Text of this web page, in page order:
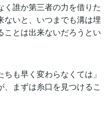
く誰か第三者の力を借りた
ないと、いつまでも溝は埋
ことは出来ないだろうとい
ちも早く変わらなくては」
まずは糸口を見つけるこ